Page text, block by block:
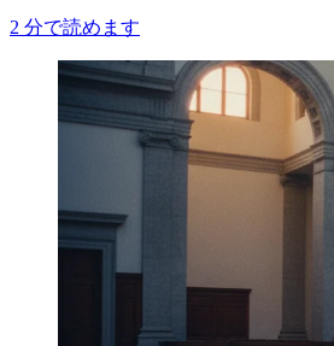
2 分で読めます